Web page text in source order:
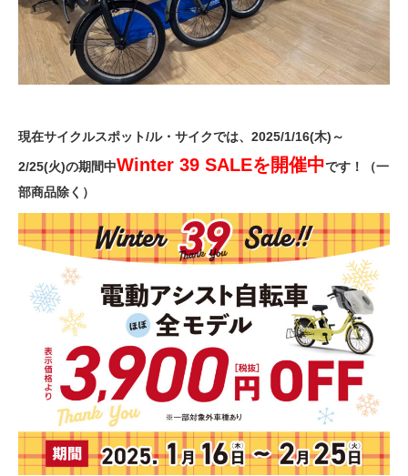
現在サイクルスポット/ル・サイクでは、2025/1/16(木)～
2/25(火)の期間中Winter 39 SALEを開催中です！（一
部商品除く）